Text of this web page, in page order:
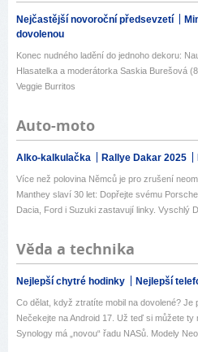
Nejčastější novoroční předsevzetí
dovolenou
Konec nudného ladění do jednoho dekoru:
Hlasatelka a moderátorka Saskia Burešová
Veggie Burritos
Auto-moto
Alko-kalkulačka Rallye Dakar 2025
Více než polovina Němců je pro zrušení
Manthey slaví 30 let: Dopřejte svému
Dacia, Ford i Suzuki zastavují linky. Vyschlý
Věda a technika
Nejlepší chytré hodinky Nejlepší
Co dělat, když ztratíte mobil na dovolené? Je
Nečekejte na Android 17. Už teď si můžete ty
Synology má „novou“ řadu NASů. Modely